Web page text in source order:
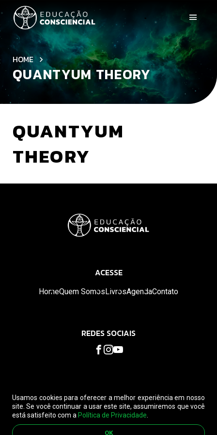
Usamos cookies para oferecer a melhor experiência em nosso
site. Se você continuar a usar este site, assumiremos que você
está satisfeito com a Política de Privacidade
OK
HOME
QUANTYUM THEORY
QUANTYUM
THEORY
ACESSE
HomeQuem Somos LivrosAgendaContato
REDES SOCIAIS
© 2026. Educação Consciencial. Todos os direitos reservados.
Leia nossaPolítica de privacidadeePolítica de Cancelamento